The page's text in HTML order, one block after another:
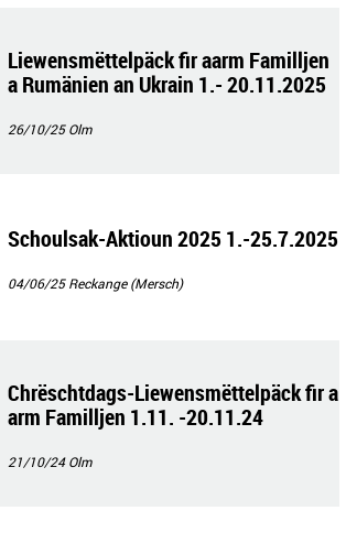
Liewensmëttelpäck fir aarm Familljen
a Rumänien an Ukrain 1.- 20.11.2025
26/10/25Olm
Schoulsak-Aktioun 2025 1.-25.7.2025
04/06/25Reckange (Mersch)
Chrëschtdags-Liewensmëttelpäck fir a
arm Familljen 1.11. -20.11.24
21/10/24Olm